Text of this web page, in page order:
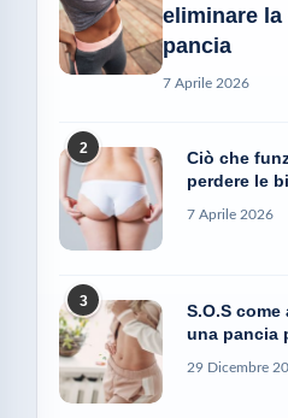
eliminare
pancia
7 Aprile 2026
2
Ciò che
perdere le
7 Aprile 2026
3
S.O.S
una pancia
29 Dicembre